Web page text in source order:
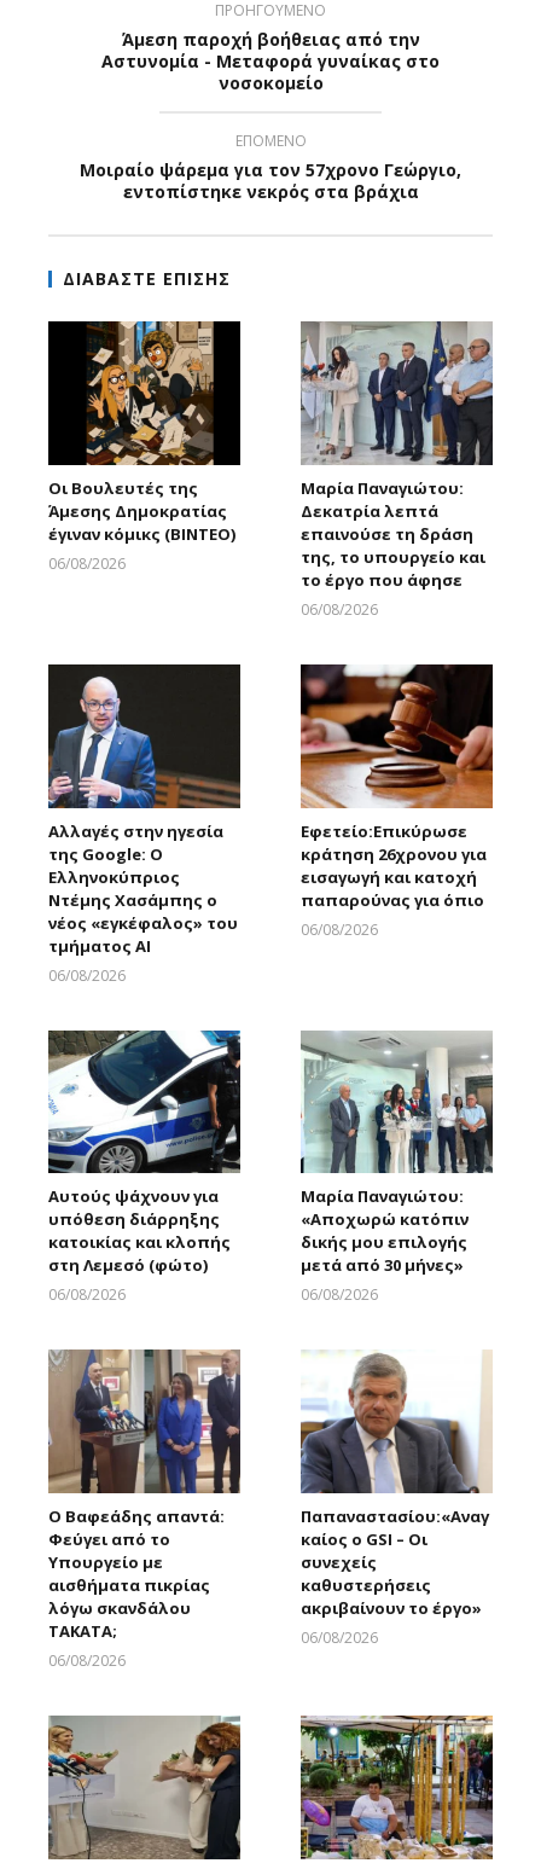
ΠΡΟΗΓΟΥΜΕΝΟ
Άμεση παροχή βοήθειας από την
Αστυνομία - Μεταφορά γυναίκας στο
νοσοκομείο
ΕΠΟΜΕΝΟ
Μοιραίο ψάρεμα για τον 57χρονο Γεώργιο,
εντοπίστηκε νεκρός στα βράχια
ΔΙΑΒΑΣΤΕ ΕΠΙΣΗΣ
Οι Βουλευτές της
Άμεσης Δημοκρατίας
έγιναν κόμικς (ΒΙΝΤΕΟ)
06/08/2026
Μαρία Παναγιώτου:
Δεκατρία λεπτά
επαινούσε τη δράση
της, το υπουργείο και
το έργο που άφησε
06/08/2026
Αλλαγές στην ηγεσία
της Google: Ο
Ελληνοκύπριος
Ντέμης Χασάμπης ο
νέος «εγκέφαλος» του
τμήματος AI
06/08/2026
Εφετείο:Eπικύρωσε
κράτηση 26χρονου για
εισαγωγή και κατοχή
παπαρούνας για όπιο
06/08/2026
Αυτούς ψάχνουν για
υπόθεση διάρρηξης
κατοικίας και κλοπής
στη Λεμεσό (φώτο)
06/08/2026
Μαρία Παναγιώτου:
«Αποχωρώ κατόπιν
δικής μου επιλογής
μετά από 30 μήνες»
06/08/2026
Ο Βαφεάδης απαντά:
Φεύγει από το
Υπουργείο με
αισθήματα πικρίας
λόγω σκανδάλου
ΤΑΚΑΤΑ;
06/08/2026
Παπαναστασίου:«Αναγ
καίος ο GSI – Οι
συνεχείς
καθυστερήσεις
ακριβαίνουν το έργο»
06/08/2026